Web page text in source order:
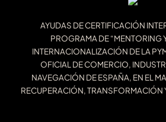
AYUDAS DE CERTIFICACIÓN
PROGRAMA DE “MENTORING
INTERNACIONALIZACIÓN DE LA
OFICIAL DE COMERCIO,
NAVEGACIÓN DE ESPAÑA, EN EL
RECUPERACIÓN, TRANSFORMACIÓN